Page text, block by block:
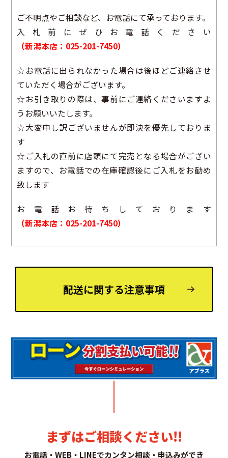
ご不明点やご相談など、お電話にて承っております。
入札前にぜひお電話ください
（新潟本店：025-201-7450）
☆お電話に出られなかった場合は後ほどご連絡させ
ていただく場合がございます。
☆お引き取りの際は、事前にご連絡くださいますよ
うお願いいたします。
☆大変申し訳ございませんが即決を優先しておりま
す
☆ご入札の直前に店頭にて完売となる場合がござい
ますので、お電話での在庫確認後にご入札をお勧め
致します
お電話お待ちしております
（新潟本店：025-201-7450）
配送に関する注意事項
まずはご相談ください!!
お電話・WEB・LINEでカンタン相談・申込みができ